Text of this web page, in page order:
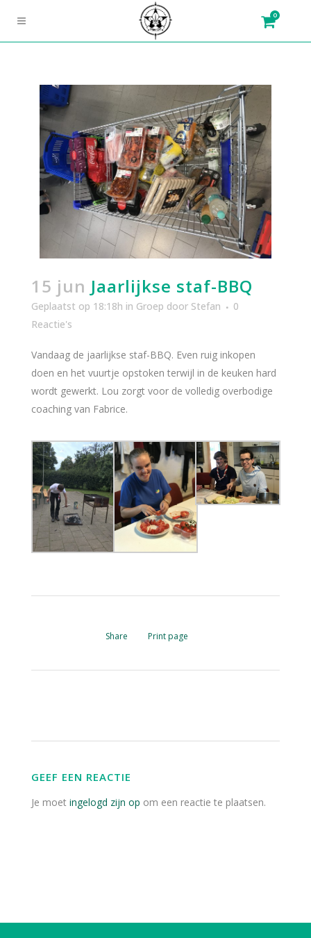
0
15 jun Jaarlijkse staf-BBQ
Geplaatst op 18:18h in Groep door Stefan
0
Reactie's
Vandaag de jaarlijkse staf-BBQ. Even ruig inkopen
doen en het vuurtje opstoken terwijl in de keuken hard
wordt gewerkt. Lou zorgt voor de volledig overbodige
coaching van Fabrice.
Share Print page
GEEF EEN REACTIE
Je moet ingelogd zijn op om een reactie te plaatsen.